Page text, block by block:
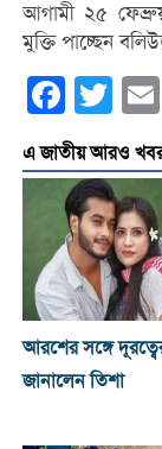
আগামী ২৫
মুক্তি পাচ্ছেন
Facebook
Twitter
এ জাতীয় আরও
আরশের সঙ্গে
জানালেন তিশা